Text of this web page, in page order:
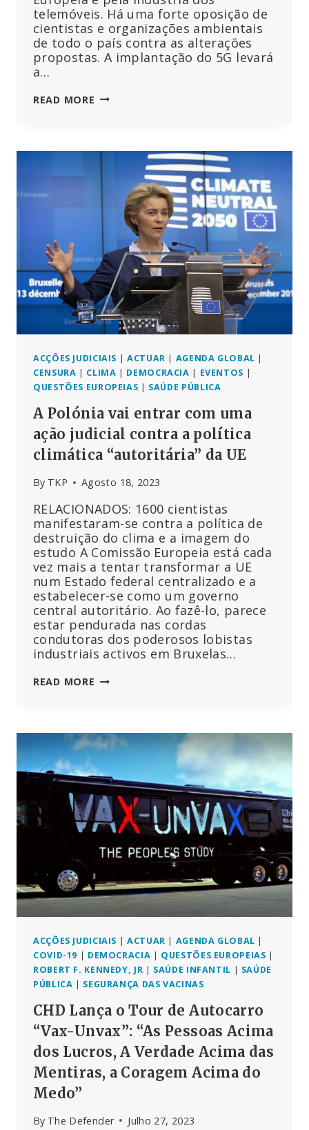
telemóveis. Há uma forte oposição de
cientistas e organizações ambientais
de todo o país contra as alterações
propostas. A implantação do 5G levará
a…
READ MORE ITÁLIA
AUMENTAR
LIMITES
EXPOSIÇÃO
RADIAÇÃO
ACÇÕES JUDICIAIS | ACTUAR | AGENDA GLOBAL |
CENSURA | CLIMA | DEMOCRACIA | EVENTOS |
QUESTÕES EUROPEIAS | SAÚDE PÚBLICA
A Polónia vai entrar com uma
ação judicial contra a política
climática “autoritária” da UE
By TKP Agosto 18, 2023
RELACIONADOS: 1600 cientistas
manifestaram-se contra a política de
destruição do clima e a imagem do
estudo A Comissão Europeia está cada
vez mais a tentar transformar a UE
num Estado federal centralizado e a
estabelecer-se como um governo
central autoritário. Ao fazê-lo, parece
estar pendurada nas cordas
condutoras dos poderosos lobistas
industriais activos em Bruxelas…
READ MORE A
COM
UMA
AÇÃO
JUDICIAL
CONTRA
A
POLÍTICA
“AUTORITÁRIA”
UE
ACÇÕES JUDICIAIS | ACTUAR | AGENDA GLOBAL |
COVID-19 | DEMOCRACIA | QUESTÕES EUROPEIAS |
ROBERT F. KENNEDY, JR | SAÚDE INFANTIL | SAÚDE
PÚBLICA | SEGURANÇA DAS VACINAS
CHD Lança o Tour de Autocarro
“Vax-Unvax”: “As Pessoas Acima
dos Lucros, A Verdade Acima das
Mentiras, a Coragem Acima do
Medo”
By The Defender Julho 27, 2023